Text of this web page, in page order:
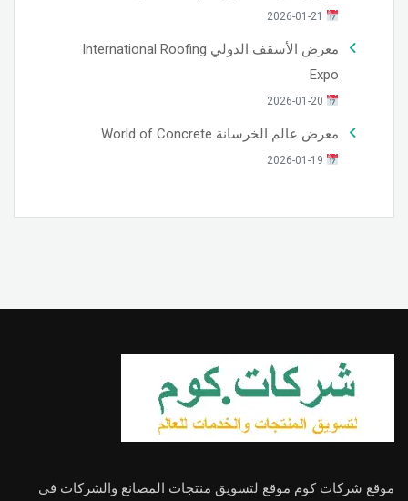
معرض الأسقف الدولي International Roofing
Expo
معرض عالم الخرسانة World of Concrete
موقع شركات كوم موقع لتسويق منتجات المصانع والشركات فى